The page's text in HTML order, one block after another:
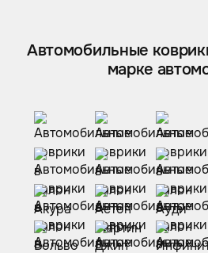
Автомобильные
марке